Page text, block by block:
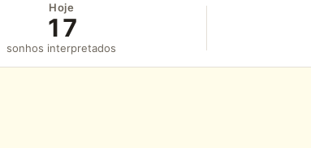
Hoje
17
sonhos interpretados